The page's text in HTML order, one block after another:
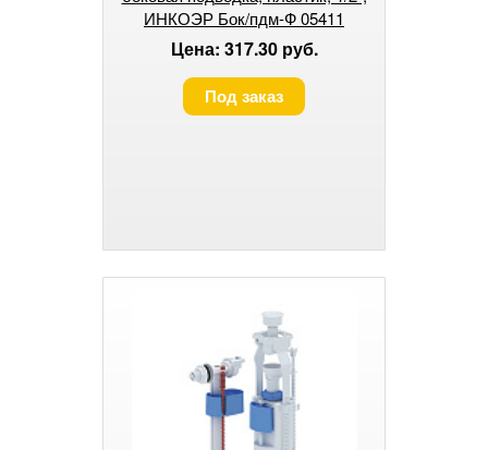
ИНКОЭР Бок/пдм-Ф 05411
(коротк) (1/75
Цена: 317.30 руб.
Под заказ